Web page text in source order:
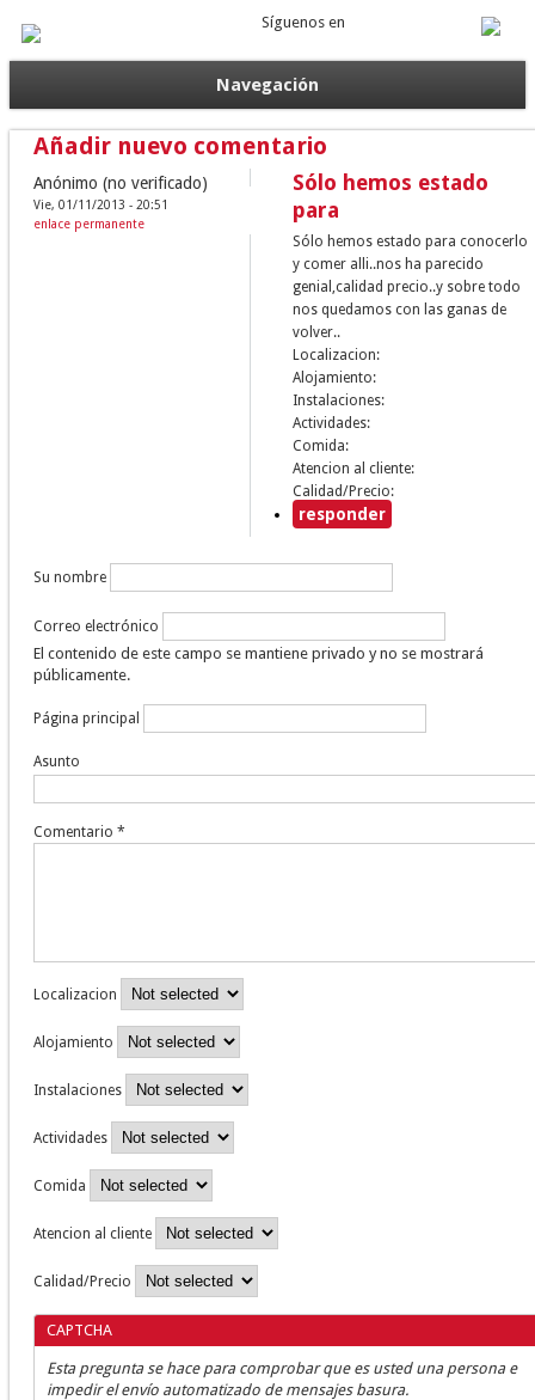
Síguenos en
Navegación
Añadir nuevo comentario
Anónimo (no verificado)
Vie, 01/11/2013 - 20:51
enlace permanente
Sólo hemos estado
para
Sólo hemos estado para conocerlo
y comer alli..nos ha parecido
genial,calidad precio..y sobre todo
nos quedamos con las ganas de
volver..
Localizacion:
Alojamiento:
Instalaciones:
Actividades:
Comida:
Atencion al cliente:
Calidad/Precio:
responder
Su nombre
Correo electrónico
El contenido de este campo se mantiene privado y no se mostrará
públicamente.
Página principal
Asunto
Comentario *
Localizacion
Alojamiento
Instalaciones
Actividades
Comida
Atencion al cliente
Calidad/Precio
CAPTCHA
Esta pregunta se hace para comprobar que es usted una persona e
impedir el envío automatizado de mensajes basura.